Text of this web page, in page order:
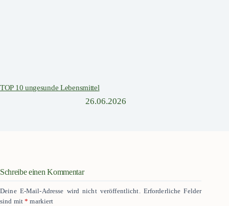
TOP 10 ungesunde Lebensmittel
26.06.2026
Schreibe einen Kommentar
Deine E-Mail-Adresse wird nicht veröffentlicht. Erforderliche Felder
sind mit* markiert